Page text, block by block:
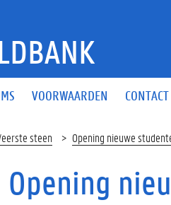
VOORWAARDEN CONTACT
steen Opening nieuwe
Opening